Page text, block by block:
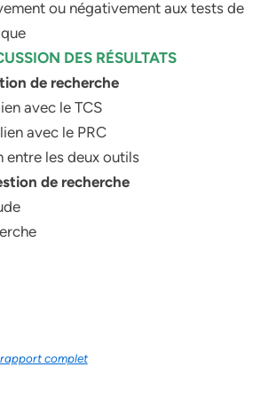
ou négativement aux tests de
DES RÉSULTATS
de recherche
avec le TCS
avec le PRC
entre les deux outils
de recherche
rapport complet